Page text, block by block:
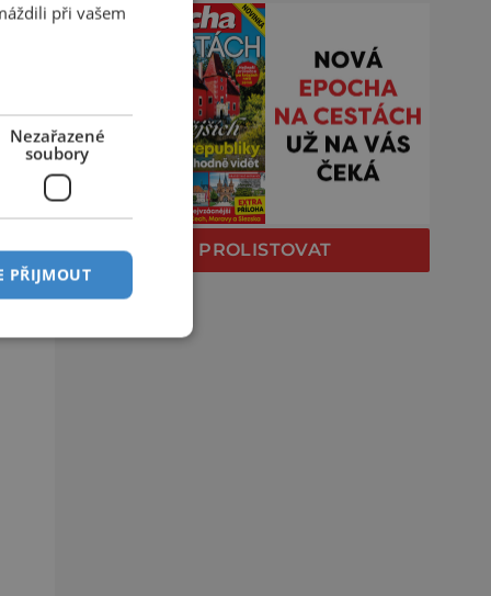
PROLISTOVAT
při vašem
Nezařazené
soubory
PŘIJMOUT